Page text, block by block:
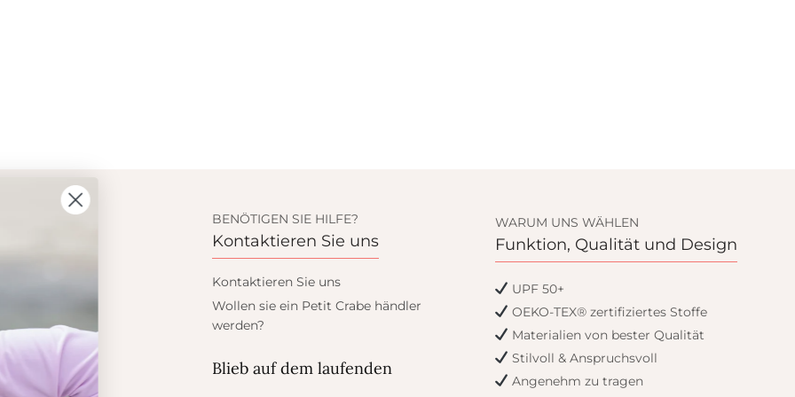
Sonne
BENÖTIGEN SIE HILFE?
Kontaktieren Sie uns
Kontaktieren Sie uns
Wollen sie ein Petit Crabe händler
werden?
Blieb auf dem laufenden
WARUM UNS WÄHLEN
Funktion, Qualität und Design
UPF 50+
OEKO-TEX® zertifiziertes Stoffe
Materialien von bester Qualität
Stilvoll & Anspruchsvoll
Angenehm zu tragen